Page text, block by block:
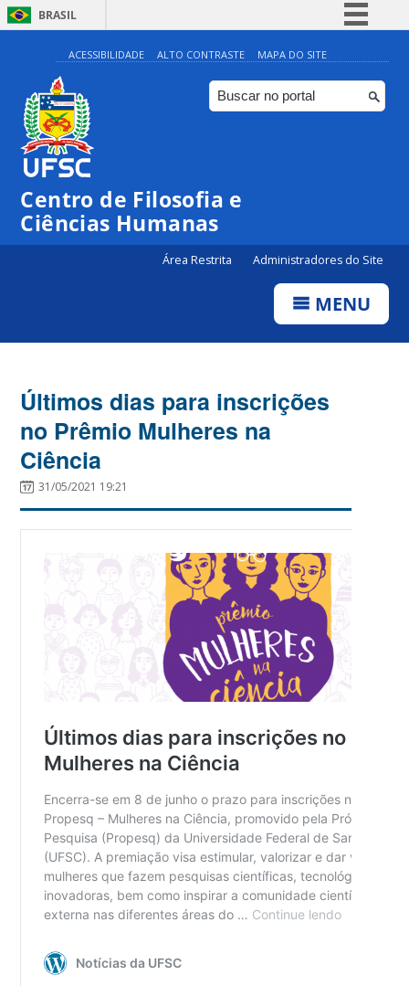
BRASIL
Simplifique!
Comunica BR
Participe
ACESSIBILIDADE ALTO CONTRASTE MAPA DO SITE
Centro de Filosofia e
Ciências Humanas
Área Restrita Administradores do Site
MENU
Últimos dias para inscrições
no Prêmio Mulheres na
Ciência
31/05/2021 19:21